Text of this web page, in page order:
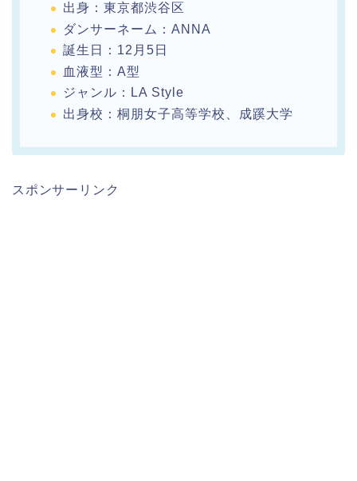
出身：東京都渋谷区
ダンサーネーム：ANNA
誕生日：12月5日
血液型：A型
ジャンル：LA Style
出身校：桐朋女子高等学校、成蹊大学
スポンサーリンク